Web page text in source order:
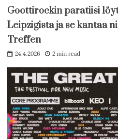
Goottirockin paratiisi
Leipzigista ja se kantaa
Treffen
24.4.2026 2 min read